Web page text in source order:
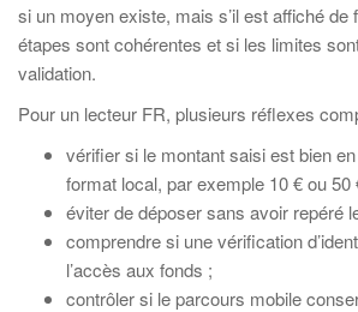
si un moyen existe, mais s’il est affiché de
étapes sont cohérentes et si les limites
validation.
Pour un lecteur FR, plusieurs réflexes
vérifier si le montant saisi est bien
format local, par exemple 10 € ou 50
éviter de déposer sans avoir repéré
comprendre si une vérification
l’accès aux fonds ;
contrôler si le parcours mobile